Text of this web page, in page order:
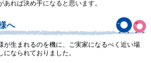
れば決め手になると思います。
へ
が生まれるのを機に、ご実家になるべく近い場
なられておりました。